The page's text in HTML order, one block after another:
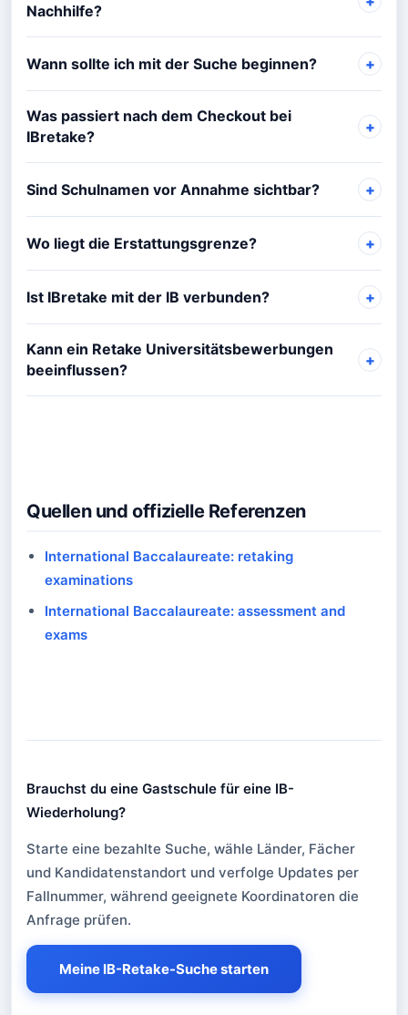
Nachhilfe?
Wann sollte ich mit der Suche beginnen?
Was passiert nach dem Checkout bei
IBretake?
Sind Schulnamen vor Annahme sichtbar?
Wo liegt die Erstattungsgrenze?
Ist IBretake mit der IB verbunden?
Kann ein Retake Universitätsbewerbungen
beeinflussen?
Quellen und offizielle Referenzen
International Baccalaureate: retaking
examinations
International Baccalaureate: assessment and
exams
Brauchst du eine Gastschule für eine IB-
Brauchst du eine Gastschule für eine IB-
Wiederholung?
Starte eine bezahlte Suche, wähle Länder, Fächer
und Kandidatenstandort und verfolge Updates per
Fallnummer, während geeignete Koordinatoren die
Anfrage prüfen.
Meine IB-Retake-Suche starten